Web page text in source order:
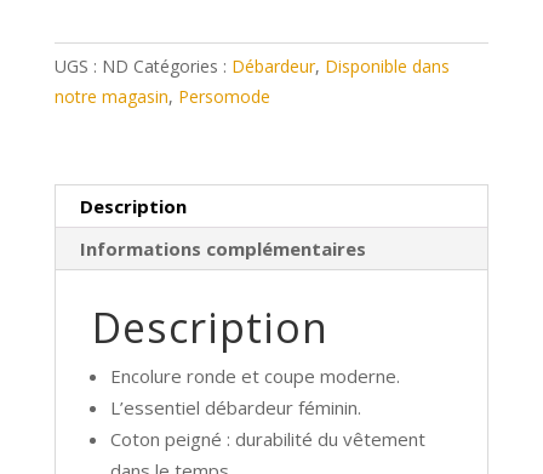
-
Débardeur
femme
UGS : ND Catégories : Débardeur, Disponible dans
notre magasin, Persomode
Description
Informations complémentaires
Description
Encolure ronde et coupe moderne.
L’essentiel débardeur féminin.
Coton peigné : durabilité du vêtement